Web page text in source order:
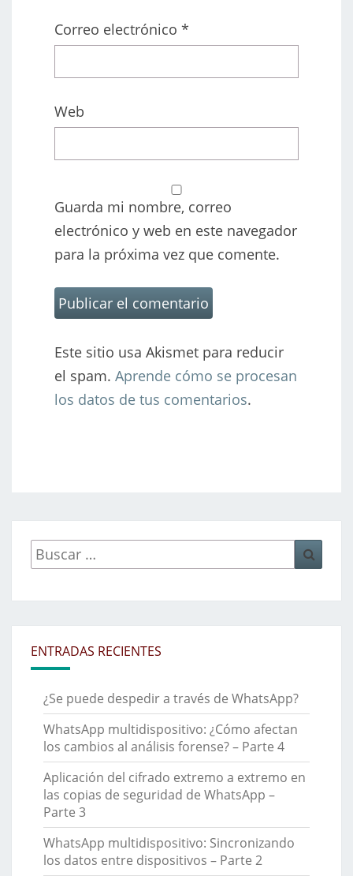
Correo electrónico *
Web
Guarda mi nombre, correo
electrónico y web en este navegador
para la próxima vez que comente.
Este sitio usa Akismet para reducir
el spam. Aprende cómo se procesan
los datos de tus comentarios.
Buscar
por:
ENTRADAS RECIENTES
¿Se puede despedir a través de WhatsApp?
WhatsApp multidispositivo: ¿Cómo afectan
los cambios al análisis forense? – Parte 4
Aplicación del cifrado extremo a extremo en
las copias de seguridad de WhatsApp –
Parte 3
WhatsApp multidispositivo: Sincronizando
los datos entre dispositivos – Parte 2